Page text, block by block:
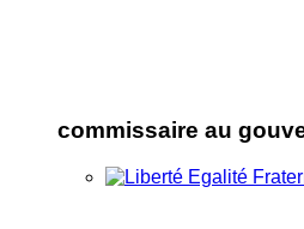
commissaire au